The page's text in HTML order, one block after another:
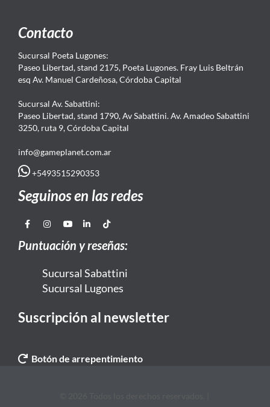
Contacto
Sucursal Poeta Lugones:
Paseo Libertad, stand 2175, Poeta Lugones. Fray Luis Beltrán
esq Av. Manuel Cardeñosa, Córdoba Capital
Sucursal Av. Sabattini:
Paseo Libertad, stand 1790, Av Sabattini. Av. Amadeo Sabattini
3250, ruta 9, Córdoba Capital
info@gameplanet.com.ar
+5493515290353
Seguinos en las redes
Puntuación y reseñas:
Sucursal Sabattini
Sucursal Lugones
Suscripción al newsletter
Botón de arrepentimiento